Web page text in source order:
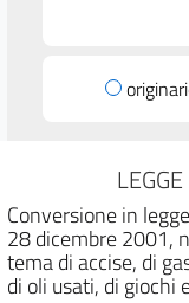
Conversione in
28 dicembre 2001,
tema di accise, di
di oli usati, di giochi